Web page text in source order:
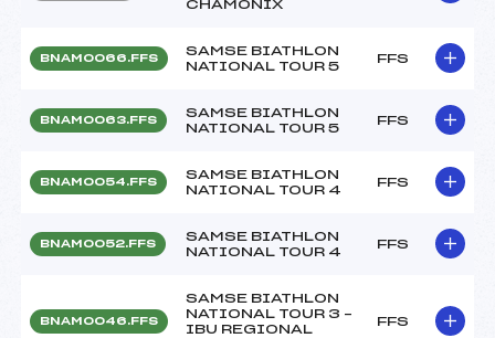
CHAMONIX
BNAM0066.FFS
SAMSE BIATHLON
NATIONAL TOUR 5
FFS
BNAM0063.FFS
SAMSE BIATHLON
NATIONAL TOUR 5
FFS
BNAM0054.FFS
SAMSE BIATHLON
NATIONAL TOUR 4
FFS
BNAM0052.FFS
SAMSE BIATHLON
NATIONAL TOUR 4
FFS
BNAM0046.FFS
SAMSE BIATHLON
NATIONAL TOUR 3 –
IBU REGIONAL
FFS